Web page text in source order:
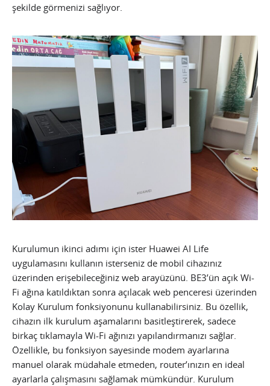
şekilde görmenizi sağlıyor.
Kurulumun ikinci adımı için ister Huawei AI Life
uygulamasını kullanın isterseniz de mobil cihazınız
üzerinden erişebileceğiniz web arayüzünü. BE3’ün açık Wi-
Fi ağına katıldıktan sonra açılacak web penceresi üzerinden
Kolay Kurulum fonksiyonunu kullanabilirsiniz. Bu özellik,
cihazın ilk kurulum aşamalarını basitleştirerek, sadece
birkaç tıklamayla Wi-Fi ağınızı yapılandırmanızı sağlar.
Özellikle, bu fonksiyon sayesinde modem ayarlarına
manuel olarak müdahale etmeden, router’ınızın en ideal
ayarlarla çalışmasını sağlamak mümkündür. Kurulum